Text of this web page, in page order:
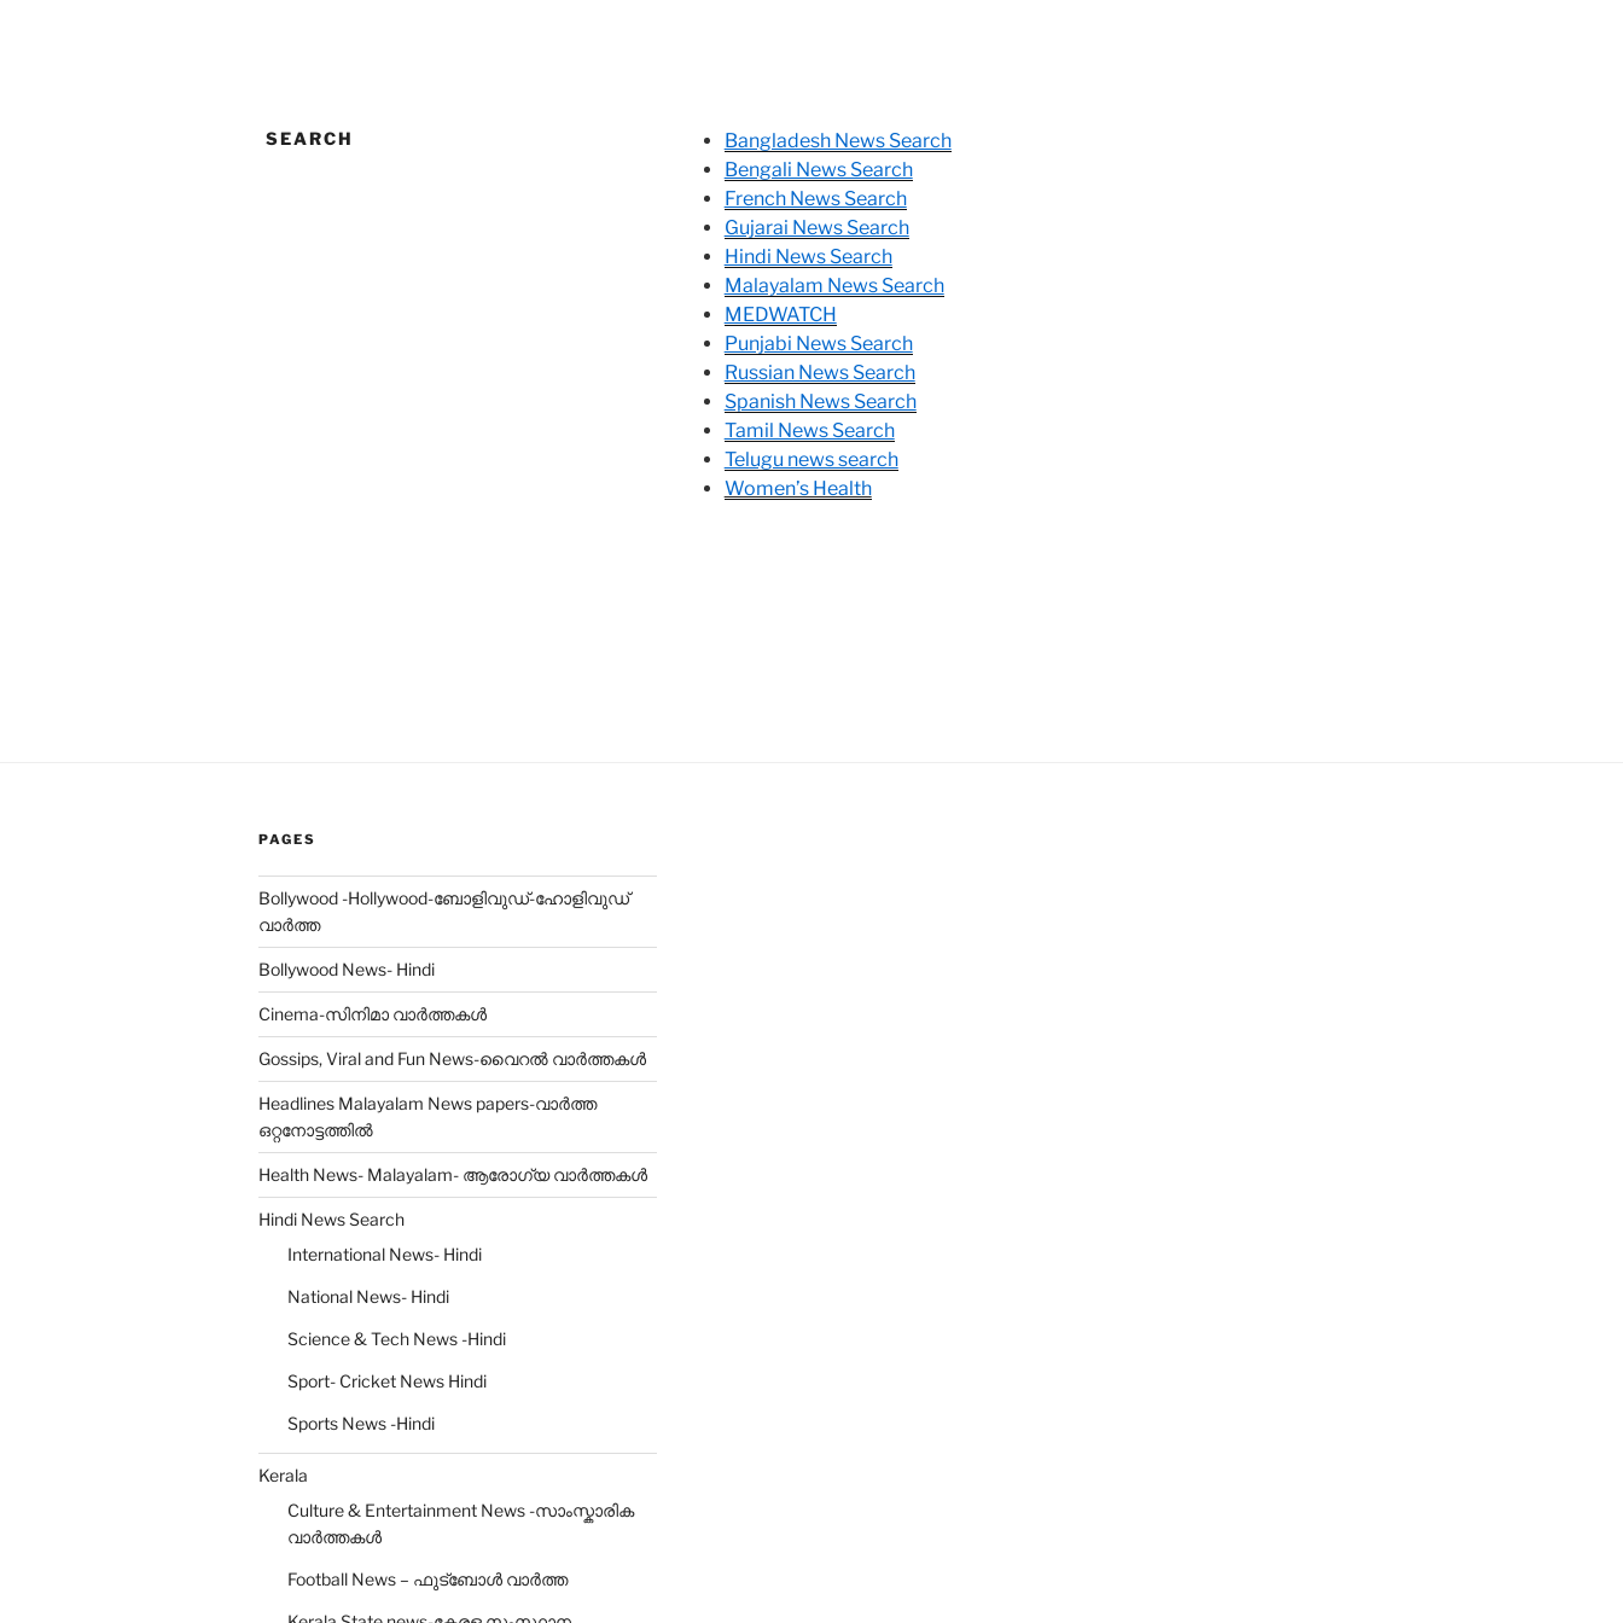
SEARCH
Bangladesh News Search
Bengali News Search
French News Search
Gujarai News Search
Hindi News Search
Malayalam News Search
MEDWATCH
Punjabi News Search
Russian News Search
Spanish News Search
Tamil News Search
Telugu news search
Women’s Health
PAGES
Bollywood -Hollywood-ബോളിവുഡ്-ഹോളിവുഡ്
വാർത്ത
Bollywood News- Hindi
Cinema-സിനിമാ വാർത്തകൾ
Gossips, Viral and Fun News-വൈറൽ വാർത്തകൾ
Headlines Malayalam News papers-വാർത്ത
ഒറ്റനോട്ടത്തിൽ
Health News- Malayalam- ആരോഗ്യ വാർത്തകൾ
Hindi News Search
International News- Hindi
National News- Hindi
Science & Tech News -Hindi
Sport- Cricket News Hindi
Sports News -Hindi
Kerala
Culture & Entertainment News -സാംസ്കാരിക
വാർത്തകൾ
Football News – ഫുട്ബോൾ വാർത്ത